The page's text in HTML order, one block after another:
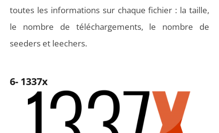
toutes les informations sur chaque fichier : la taille,
le nombre de téléchargements, le nombre de
seeders et leechers.
6- 1337x